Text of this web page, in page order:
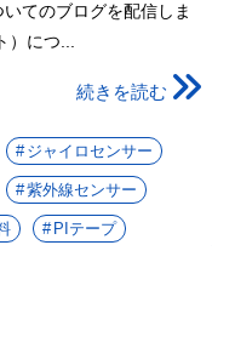
てのブログを配信しま
につ...
続きを読む
ジャイロセンサー
紫外線センサー
PIテープ